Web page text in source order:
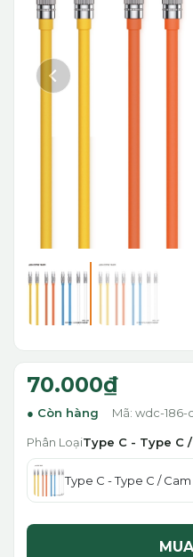
70.000₫
Còn hàng Mã: wdc-
Phân LoạiType C - Type C
Type C - Type C / Cam